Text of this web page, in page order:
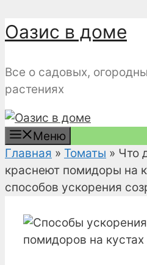
Перейти
к
Оазис в доме
Все о садовых,
растениях
Меню
Главная » Томаты » Что
краснеют помидоры на
способов ускорения